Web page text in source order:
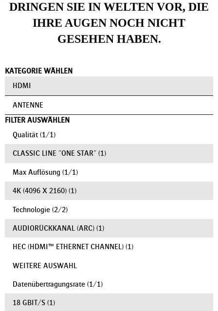
DRINGEN SIE IN WELTEN VOR, DIE
IHRE AUGEN NOCH NICHT
GESEHEN HABEN.
KATEGORIE WÄHLEN
HDMI
ANTENNE
FILTER AUSWÄHLEN
Qualität (1/1)
CLASSIC LINE "ONE STAR" (1)
Max Auflösung (1/1)
4K (4096 X 2160) (1)
Technologie (2/2)
AUDIORÜCKKANAL (ARC) (1)
HEC (HDMI™ ETHERNET CHANNEL) (1)
WEITERE AUSWAHL
Datenübertragungsrate (1/1)
18 GBIT/S (1)